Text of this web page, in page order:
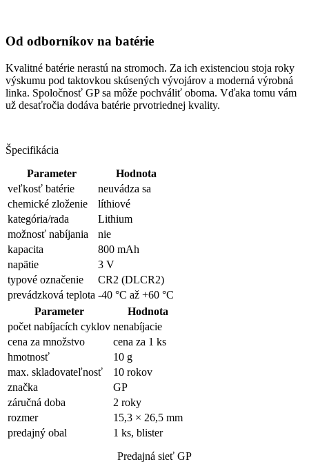
Od odborníkov na batérie
Kvalitné batérie nerastú na stromoch. Za ich existenciou stoja roky
výskumu pod taktovkou skúsených vývojárov a moderná výrobná
linka. Spoločnosť GP sa môže pochváliť oboma. Vďaka tomu vám
už desaťročia dodáva batérie prvotriednej kvality.
Špecifikácia
Parameter
Hodnota
veľkosť batérie
neuvádza sa
chemické zloženie
líthiové
kategória/rada
Lithium
možnosť nabíjania
nie
kapacita
800 mAh
napätie
3 V
typové označenie
CR2 (DLCR2)
prevádzková teplota -40 °C až +60 °C
Parameter
Hodnota
počet nabíjacích cyklov nenabíjacie
cena za množstvo
cena za 1 ks
hmotnosť
10 g
max. skladovateľnosť
10 rokov
značka
GP
záručná doba
2 roky
rozmer
15,3 × 26,5 mm
predajný obal
1 ks, blister
Predajná sieť GP